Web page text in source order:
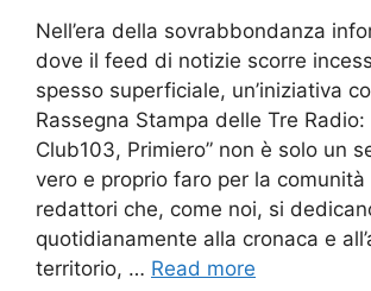
Nell’era della sovrabbondanza
dove il feed di notizie scorre
spesso superficiale, un’iniziativa
Rassegna Stampa delle Tre Radio:
Club103, Primiero” non è solo un
vero e proprio faro per la comunità
redattori che, come noi, si
quotidianamente alla cronaca e
territorio, … Read more